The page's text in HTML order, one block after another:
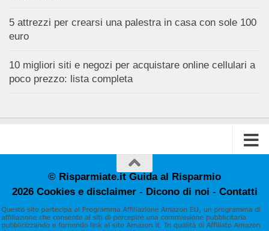
5 attrezzi per crearsi una palestra in casa con sole 100
euro
10 migliori siti e negozi per acquistare online cellulari a
poco prezzo: lista completa
© Risparmiate.it Guida al Risparmio
2026 Cookies e disclaimer- Dicono di noi - Contatti